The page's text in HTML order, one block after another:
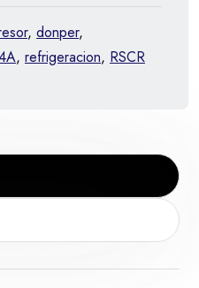
, donper,
, refrigeracion, RSCR